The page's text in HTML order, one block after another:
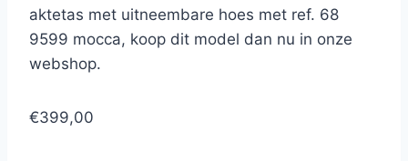
aktetas met uitneembare hoes met ref. 68
9599 mocca, koop dit model dan nu in onze
webshop.
€399,00